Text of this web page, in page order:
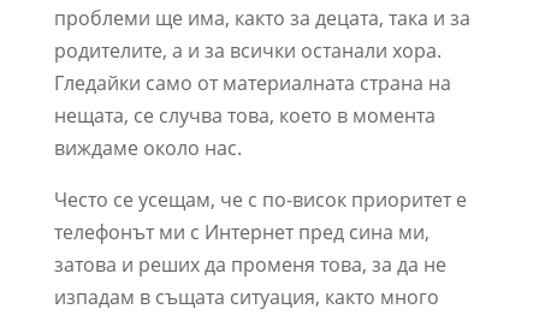
проблеми ще има, както за децата, така и за
родителите, а и за всички останали хора.
Гледайки само от материалната страна на
нещата, се случва това, което в момента
виждаме около нас.
Често се усещам, че с по-висок приоритет е
телефонът ми с Интернет пред сина ми,
затова и реших да променя това, за да не
изпадам в същата ситуация, както много